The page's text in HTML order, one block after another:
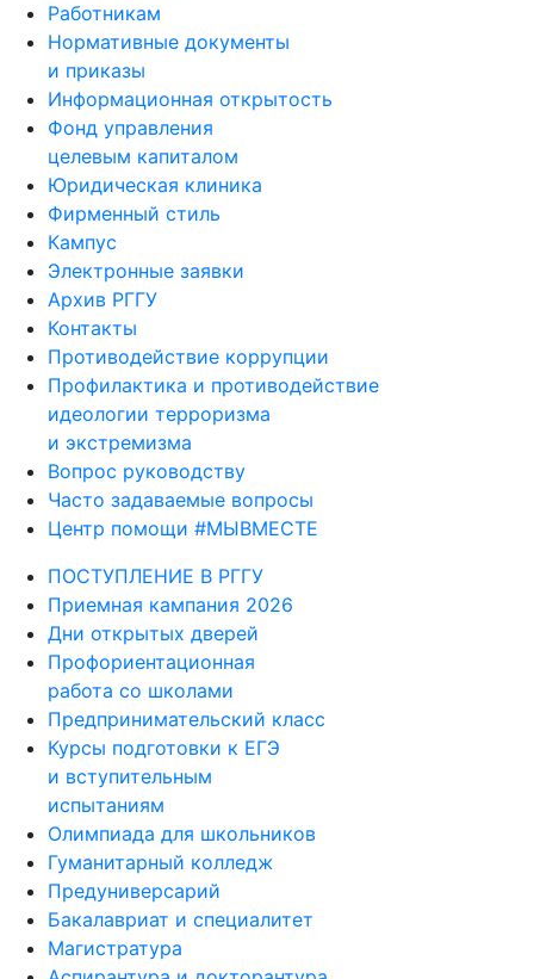
Ученый совет
Работникам
Нормативные документы
и приказы
Информационная открытость
Фонд управления
целевым капиталом
Юридическая клиника
Фирменный стиль
Кампус
Электронные заявки
Архив РГГУ
Контакты
Противодействие коррупции
Профилактика и противодействие
идеологии терроризма
и экстремизма
Вопрос руководству
Часто задаваемые вопросы
ПОСТУПЛЕНИЕ В РГГУ
Приемная кампания 2026
Дни открытых дверей
Профориентационная
работа со школами
Предпринимательский класс
Курсы подготовки к ЕГЭ
и вступительным
испытаниям
Олимпиада для школьников
Гуманитарный колледж
Предуниверсарий
Бакалавриат и специалитет